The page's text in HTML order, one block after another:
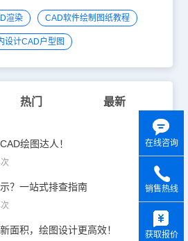
渲染 CAD软件绘制图纸教程
设计CAD户型图
热门 最新
绘图达人！
？一站式排查指南
面积，绘图设计更高效！
在线咨询
销售热线
获取报价